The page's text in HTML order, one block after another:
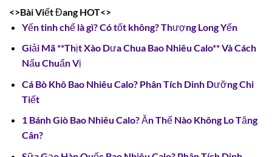
<>Bài Viết Đang HOT<>
Yến tinh chế là gì? Có tốt không? Thượng Long Yến
Giải Mã **Thịt Xào Dưa Chua Bao Nhiêu Calo** Và Cách
Nấu Chuẩn Vị
Cá Bò Khô Bao Nhiêu Calo? Phân Tích Dinh Dưỡng Chi
Tiết
1 Bánh Giò Bao Nhiêu Calo? Ăn Thế Nào Không Lo Tăng
Cân?